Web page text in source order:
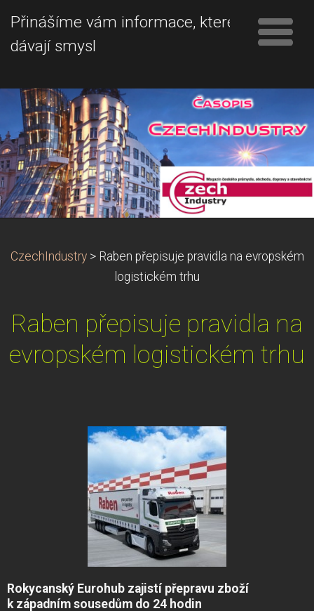
Přinášíme vám informace, které
dávají smysl
CzechIndustry > Raben přepisuje pravidla na evropském
logistickém trhu
Raben přepisuje pravidla na
evropském logistickém trhu
Rokycanský Eurohub zajistí přepravu zboží
k západním sousedům do 24 hodin